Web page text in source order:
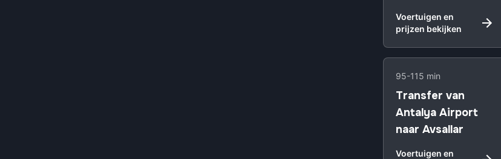
Voertuigen en
prijzen bekijken
95-115 min
Transfer van
Antalya Airport
naar Avsallar
Voertuigen en